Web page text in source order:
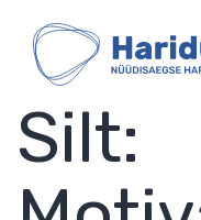
content
Silt: